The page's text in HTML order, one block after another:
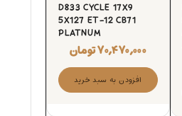
D833 CYCLE 17X9
5X127 ET-12 CB71
PLATNUM
۷۰,۴۷۰,۰۰۰تومان
افزودن به سبد خرید